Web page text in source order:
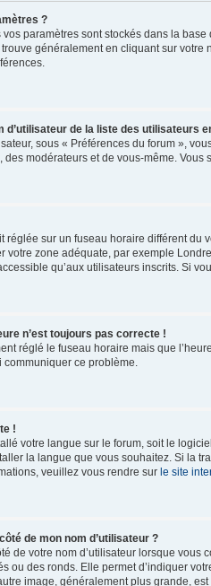
?
paramètres sont stockés dans la
généralement en cliquant sur
d’utilisateur de la liste des utilisateurs
sous « Préférences du forum »,
modérateurs et de vous-même.
réglée sur un fuseau horaire différent
votre zone adéquate, par exemple
qu’aux utilisateurs inscrits. Si
n’est toujours pas correcte !
réglé le fuseau horaire mais que
communiquer ce problème.
!
votre langue sur le forum, soit le
la langue que vous souhaitez. Si la
veuillez vous rendre sur le site
de mon nom d’utilisateur ?
de votre nom d’utilisateur lorsque
ou des ronds. Elle permet d’indiquer
image, généralement plus grande,